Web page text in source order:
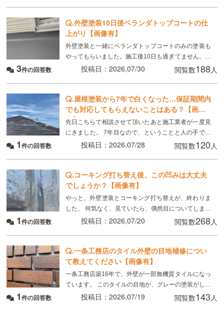
.外壁塗装10日後ベランダトップコートの仕
上がり【画像有】
外壁塗装と一緒にベランダトップコートのみの塗装も
やってもらいました。施工後10日も過ぎてません。こ
れは普通ですか？
3件の回答数 投稿日：2026,07/30 閲覧数188人
.屋根塗装から7年で白くなった…保証期間内
でも対応してもらえないことはある？【画像
有】
先日こちらで相談させて頂いたあと施工業者が一度見
にきました。 7年目なので、ということと人の手で塗
るのでどうしてもムラはできる、板金部分はやはり経
1件の回答数 投稿日：2026,07/28 閲覧数120人
.コーキング打ち替え後、この凹みは大丈夫
でしょうか？【画像有】
やっと、外壁塗装とコーキング打ち替えが、終わりま
した、 何気なく、見ていたら、偶然目についてしまっ
たのですが、 画像のように コーキングの端にマイナ
1件の回答数 投稿日：2026,07/20 閲覧数268人
.一条工務店のタイル外壁の目地補修につい
て教えてください【画像有】
一条工務店築16年で、外壁が一部無機質タイルになっ
ています。 このタイルの目地が、グレーの塗装がして
あるのですが、かなり禿げてしまっていてるので補修
1件の回答数 投稿日：2026,07/19 閲覧数143人